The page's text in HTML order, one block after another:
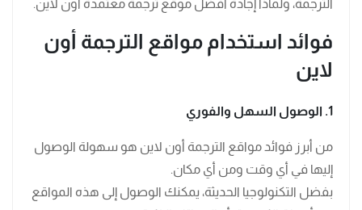
الترجمة، ولماذا إجادة أفضل موقع ترجمة معتمدة اون لاين.
فوائد استخدام مواقع الترجمة أون
لاين
1. الوصول السهل والفوري
من أبرز فوائد مواقع الترجمة أون لاين هو سهولة الوصول
إليها في أي وقت ومن أي مكان.
بفضل التكنولوجيا الحديثة، يمكنك الوصول إلى هذه المواقع